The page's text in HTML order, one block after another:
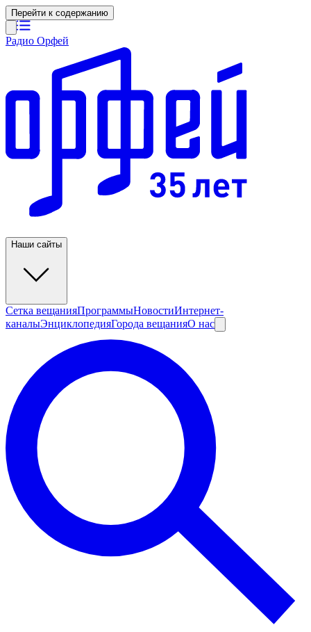
Перейти к содержанию
Радио Орфей
Наши сайты
Сетка вещанияПрограммыНовостиИнтернет-
каналыЭнциклопедияГорода вещанияО нас